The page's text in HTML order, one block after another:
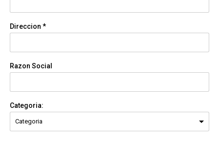
Direccion *
Razon Social
Categoria: